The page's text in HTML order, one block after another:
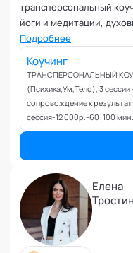
Системное
Сложности в
Сон
Спорт и
Стресс
Токсичные
Травматический
Тревожность
Тьюторство
Умение работать
Управление
Управление
трансперсональный
йоги и медитации,
Подробнее
Коучинг
ТРАНСПЕРСОНАЛЬНЫЙ
(Психика,Ум,Тело), 3
сопровождение к
сессия-12 000р.-60-100 мин.
Елена